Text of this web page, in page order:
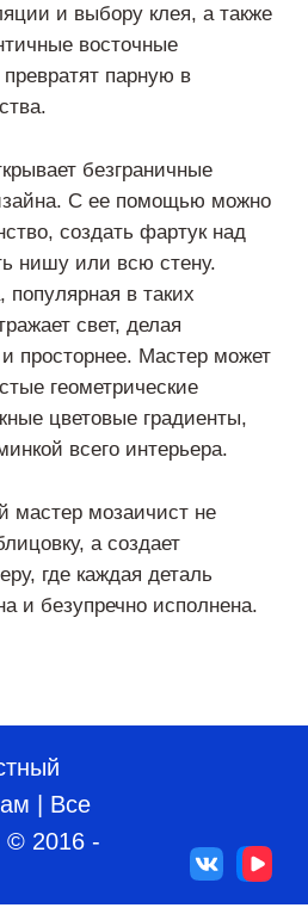
и выбору клея, а также
восточные
парную в
безграничные
С ее помощью можно
создать фартук над
нишу или всю стену.
популярная в таких
свет, делая
просторнее. Мастер может
геометрические
цветовые градиенты,
всего интерьера.
мастер мозаичист не
а создает
где каждая деталь
и безупречно исполнена.
| Все
© 2016 -